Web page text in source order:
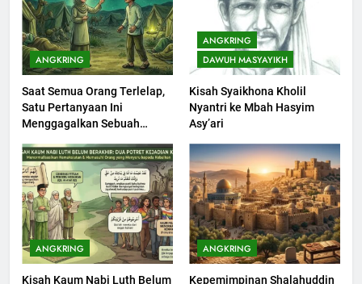
ANGKRING
Saat Semua Orang Terlelap,
Satu Pertanyaan Ini
Menggagalkan Sebuah
ANGKRING
DAWUH MASYAYIKH
Kisah Syaikhona Kholil
Nyantri ke Mbah Hasyim
Asy’ari
ANGKRING
Kisah Kaum Nabi Luth Belum
ANGKRING
Kepemimpinan Shalahuddin
201
Khutbah jumat: Sejarah
Seebagai Pembangkit Jiwa
KHUTBAH
202
Bisa Diterima
KHUTBAH
203
Khutbah Jumat: Bulan
Muharram Bulan Bersejarah